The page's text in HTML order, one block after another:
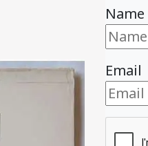
Name
Email